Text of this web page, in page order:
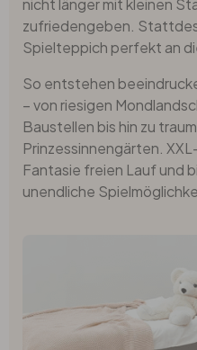
nicht länger mit kleinen
zufriedengeben.
Spielteppich perfekt an
So entstehen
– von riesigen
Baustellen bis hin zu
Prinzessinnengärten.
Fantasie freien Lauf und
unendliche